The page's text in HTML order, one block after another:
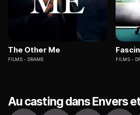
The Other Me
FILMS DRAME FILMS
Au casting dans Envers